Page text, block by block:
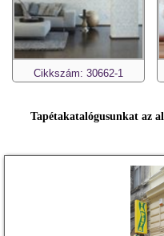
Cikkszám: 30662-1
Tapétakatalógusunkat az